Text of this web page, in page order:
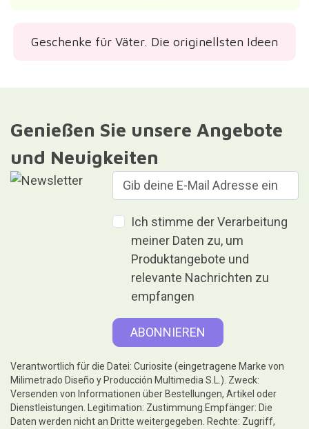
Geschenke für Väter. Die originellsten Ideen
Genießen Sie unsere Angebote
und Neuigkeiten
Ich stimme der Verarbeitung
meiner Daten zu, um
Produktangebote und
relevante Nachrichten zu
empfangen
Verantwortlich für die Datei: Curiosite (eingetragene Marke von
Milimetrado Diseño y Producción Multimedia S.L.). Zweck:
Versenden von Informationen über Bestellungen, Artikel oder
Dienstleistungen. Legitimation: Zustimmung.Empfänger: Die
Daten werden nicht an Dritte weitergegeben. Rechte: Zugriff,